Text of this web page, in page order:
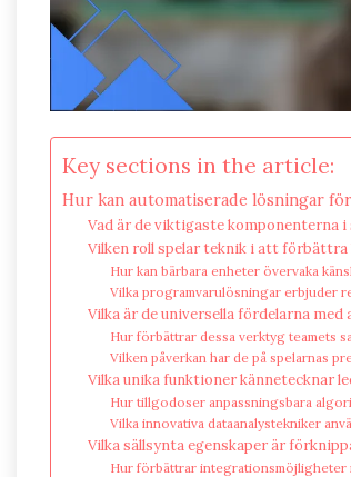
Key sections in the article:
Hur kan automatiserade lösningar
Vad är de viktigaste komponenterna
Vilken roll spelar teknik i att förbättra
Hur kan bärbara enheter övervaka
Vilka programvarulösningar erbjuder
Vilka är de universella fördelarna
Hur förbättrar dessa verktyg teamets
Vilken påverkan har de på spelarnas
Vilka unika funktioner kännetecknar
Hur tillgodoser anpassningsbara
Vilka innovativa dataanalystekniker
Vilka sällsynta egenskaper är
Hur förbättrar integrationsmöjligheter